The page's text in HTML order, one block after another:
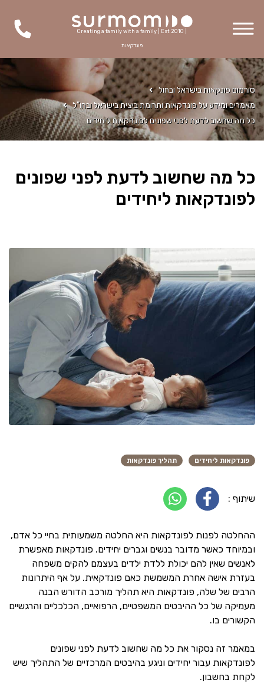
Creating a family with a family | Est 2010 |
פונדקאות
סורמום פונקאות בישראל ובחול
מאמרים ומידע על פונדקאות ותרומת ביצית בישראל ובחו"ל
כל מה שחשוב לדעת לפני שפונים לפונדקאות ליחידים
כל מה שחשוב לדעת לפני שפונים
לפונדקאות ליחידים
פונדקאות ליחידים תהליך פונדקאות
שיתוף :
ההחלטה לפנות לפונדקאות היא החלטה משמעותית בחיי כל אדם,
ובמיוחד כאשר מדובר בנשים וגברים יחידים. פונדקאות מאפשרת
לאנשים שאין להם יכולת ללדת ילדים בעצמם להקים משפחה
בעזרת אישה אחרת המשמשת כאם פונדקאית. על אף היתרונות
הרבים של שלה, פונדקאות היא תהליך מורכב הדורש הבנה
מעמיקה של כל ההיבטים המשפטיים, הרפואיים, הכלכליים והרגשיים
הקשורים בו.
במאמר זה נסקור את כל מה שחשוב לדעת לפני שפונים
לפונדקאות עבור יחידים וניגע בהיבטים המרכזיים של התהליך שיש
לקחת בחשבון.